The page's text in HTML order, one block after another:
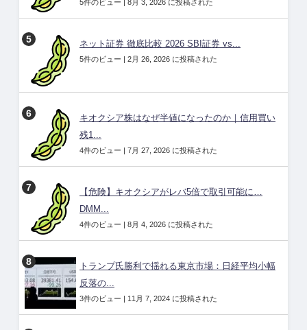
5件のビュー 8月 3, 2026 に投稿された
ネット証券 徹底比較 2026 SBI証券 vs...
5件のビュー | 2月 26, 2026 に投稿された
キオクシア株はなぜ半値になったのか｜信用買い
残1...
4件のビュー | 7月 27, 2026 に投稿された
【危険】キオクシアがレバ5倍で取引可能に…
DMM...
4件のビュー | 8月 4, 2026 に投稿された
トランプ氏勝利で揺れる東京市場：日経平均小幅
反落の...
3件のビュー | 11月 7, 2024 に投稿された